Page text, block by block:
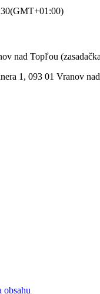
(GMT+01:00)
nad Topľou
1, 093 01 Vranov
obsahu